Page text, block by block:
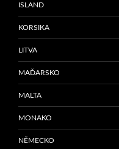
ISLAND
KORSIKA
LITVA
MAĎARSKO
MALTA
MONAKO
NĚMECKO